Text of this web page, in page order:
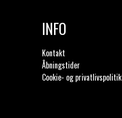
INFO
Kontakt
Åbningstider
Cookie- og privatlivspolitik